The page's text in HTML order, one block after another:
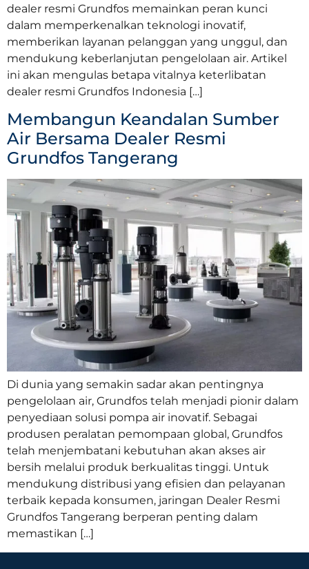
dealer resmi Grundfos memainkan peran kunci
dalam memperkenalkan teknologi inovatif,
memberikan layanan pelanggan yang unggul, dan
mendukung keberlanjutan pengelolaan air. Artikel
ini akan mengulas betapa vitalnya keterlibatan
dealer resmi Grundfos Indonesia […]
Membangun Keandalan Sumber
Air Bersama Dealer Resmi
Grundfos Tangerang
Di dunia yang semakin sadar akan pentingnya
pengelolaan air, Grundfos telah menjadi pionir dalam
penyediaan solusi pompa air inovatif. Sebagai
produsen peralatan pemompaan global, Grundfos
telah menjembatani kebutuhan akan akses air
bersih melalui produk berkualitas tinggi. Untuk
mendukung distribusi yang efisien dan pelayanan
terbaik kepada konsumen, jaringan Dealer Resmi
Grundfos Tangerang berperan penting dalam
memastikan […]